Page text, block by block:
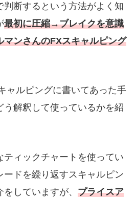
断するという方法がよく知
最初に圧縮→ブレイクを意識
マンさんのFXスキャルピング
ャルピングに書いてあった手
う解釈して使っているかを紹
ティックチャートを使ってい
ードを繰り返すスキャルピン
していますが、 プライスア